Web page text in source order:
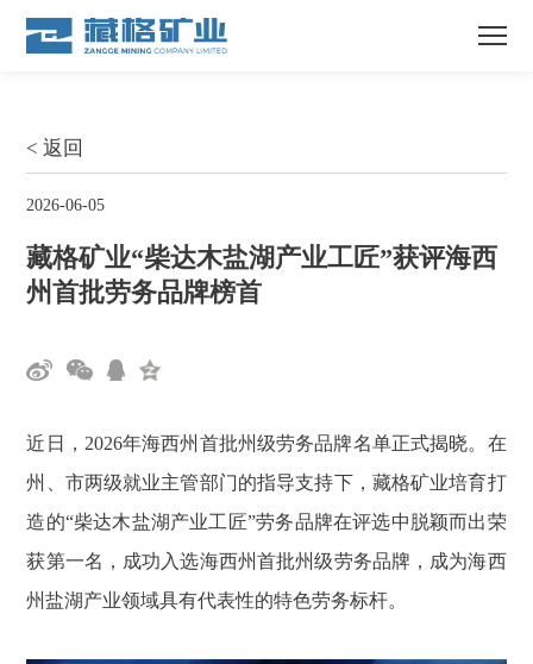
< 返回
2026-06-05
藏格矿业“柴达木盐湖产业工匠”获评海西
州首批劳务品牌榜首
近日，2026年海西州首批州级劳务品牌名单正式揭晓。在
州、市两级就业主管部门的指导支持下，藏格矿业培育打
造的“柴达木盐湖产业工匠”劳务品牌在评选中脱颖而出荣
获第一名，成功入选海西州首批州级劳务品牌，成为海西
州盐湖产业领域具有代表性的特色劳务标杆。